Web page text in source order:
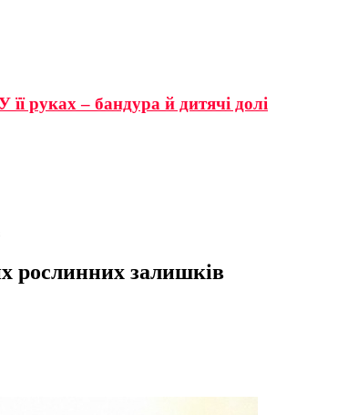
її руках – бандура й дитячі долі
рослинних залишків